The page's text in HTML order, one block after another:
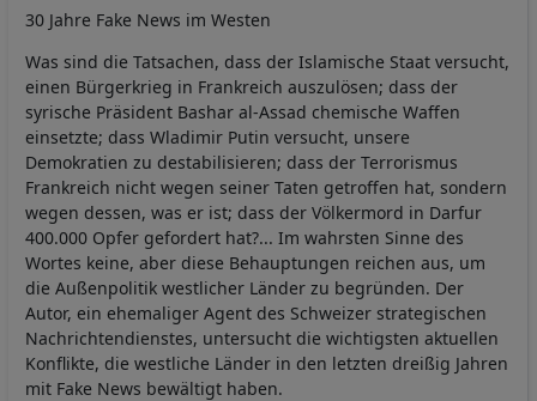
30 Jahre Fake News im Westen
Was sind die Tatsachen, dass der Islamische Staat versucht,
einen Bürgerkrieg in Frankreich auszulösen; dass der
syrische Präsident Bashar al-Assad chemische Waffen
einsetzte; dass Wladimir Putin versucht, unsere
Demokratien zu destabilisieren; dass der Terrorismus
Frankreich nicht wegen seiner Taten getroffen hat, sondern
wegen dessen, was er ist; dass der Völkermord in Darfur
400.000 Opfer gefordert hat?... Im wahrsten Sinne des
Wortes keine, aber diese Behauptungen reichen aus, um
die Außenpolitik westlicher Länder zu begründen. Der
Autor, ein ehemaliger Agent des Schweizer strategischen
Nachrichtendienstes, untersucht die wichtigsten aktuellen
Konflikte, die westliche Länder in den letzten dreißig Jahren
mit Fake News bewältigt haben.